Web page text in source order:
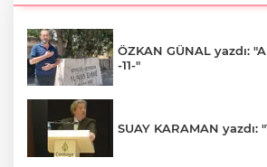
ÖZKAN GÜNAL yazdı:
-11-"
SUAY KARAMAN yazdı: